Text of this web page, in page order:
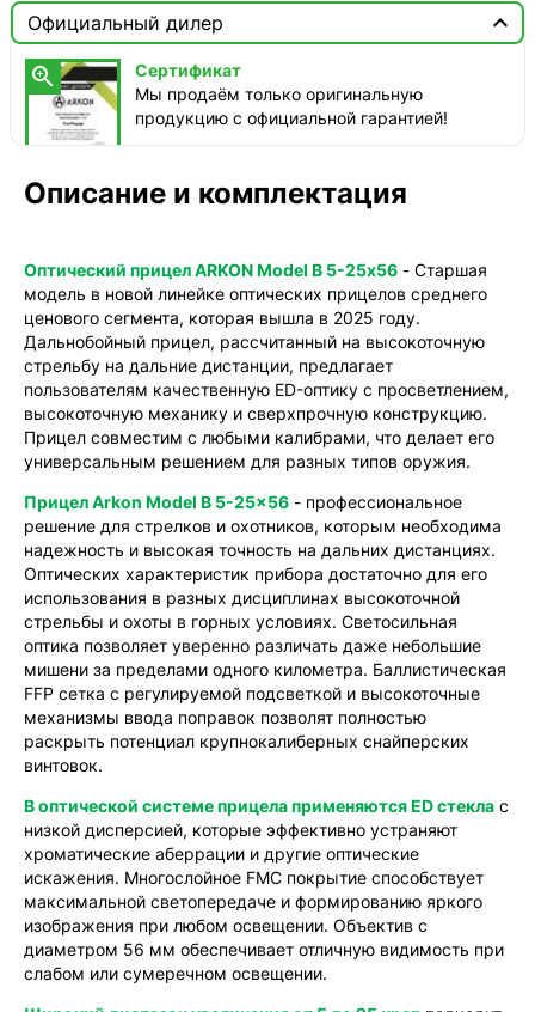
сегодня, бесплатно
ТопРадар — Самовывоз
сегодня, бесплатно
наб. Бережковская, д. 20, стр. 19
1-3 дня, бесплатно
Сертификат
Мы продаём только оригинальную продукцию с
официальной гарантией!
Официальный дилер


Сертификат
Мы продаём только оригинальную
продукцию с официальной гарантией!
Описание и комплектация
Оптический прицел ARKON Model B 5-25х56 - Cтаршая
модель в новой линейке оптических прицелов среднего
ценового сегмента, которая вышла в 2025 году.
Дальнобойный прицел, рассчитанный на высокоточную
стрельбу на дальние дистанции, предлагает
пользователям качественную ED-оптику с просветлением,
высокоточную механику и сверхпрочную конструкцию.
Прицел совместим с любыми калибрами, что делает его
универсальным решением для разных типов оружия.
Прицел Arkon Model B 5-25x56 - профессиональное
решение для стрелков и охотников, которым необходима
надежность и высокая точность на дальних дистанциях.
Оптических характеристик прибора достаточно для его
использования в разных дисциплинах высокоточной
стрельбы и охоты в горных условиях. Светосильная
оптика позволяет уверенно различать даже небольшие
мишени за пределами одного километра. Баллистическая
FFP сетка с регулируемой подсветкой и высокоточные
механизмы ввода поправок позволят полностью
раскрыть потенциал крупнокалиберных снайперских
винтовок.
В оптической системе прицела применяются ED стекла с
низкой дисперсией, которые эффективно устраняют
хроматические аберрации и другие оптические
искажения. Многослойное FMC покрытие способствует
максимальной светопередаче и формированию яркого
изображения при любом освещении. Объектив с
диаметром 56 мм обеспечивает отличную видимость при
слабом или сумеречном освещении.